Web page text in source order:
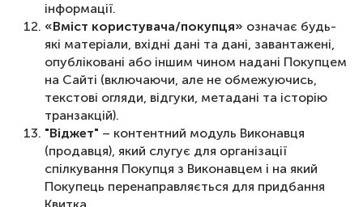
інформації.
«Вміст користувача/покупця» означає будь-
які матеріали, вхідні дані та дані, завантажені,
опубліковані або іншим чином надані Покупцем
на Сайті (включаючи, але не обмежуючись,
текстові огляди, відгуки, метадані та історію
транзакцій).
"Віджет" – контентний модуль Виконавця
(продавця), який слугує для організації
спілкування Покупця з Виконавцем і на який
Покупець перенаправляється для придбання